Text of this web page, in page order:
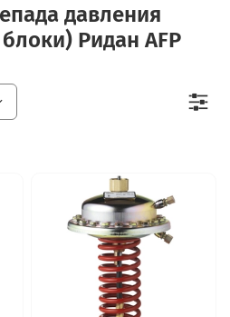
давления
Ридан AFP